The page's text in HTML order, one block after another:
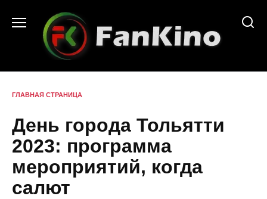
содержанию
ГЛАВНАЯ СТРАНИЦА
День города Тольятти
2023: программа
мероприятий, когда
салют